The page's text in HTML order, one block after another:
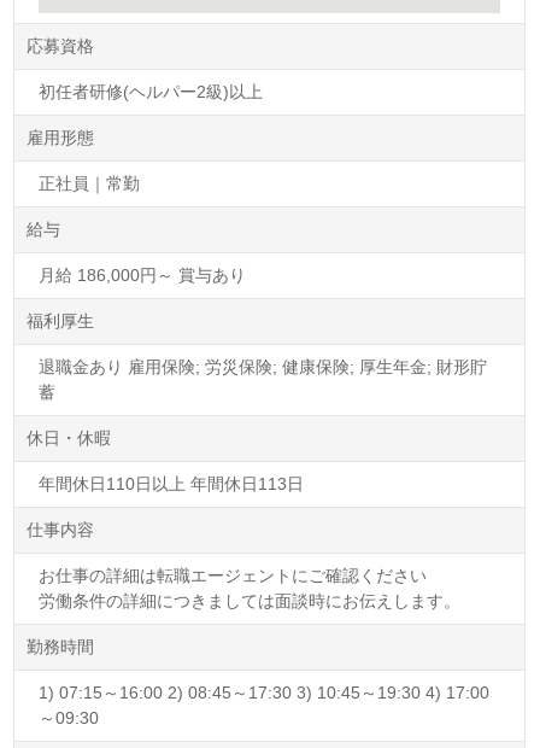
応募資格
初任者研修(ヘルパー2級)以上
雇用形態
正社員｜常勤
給与
月給 186,000円～ 賞与あり
福利厚生
退職金あり 雇用保険; 労災保険; 健康保険; 厚生年金; 財形貯
蓄
休日・休暇
年間休日110日以上 年間休日113日
仕事内容
お仕事の詳細は転職エージェントにご確認ください
労働条件の詳細につきましては面談時にお伝えします。
勤務時間
1) 07:15～16:00 2) 08:45～17:30 3) 10:45～19:30 4) 17:00
～09:30